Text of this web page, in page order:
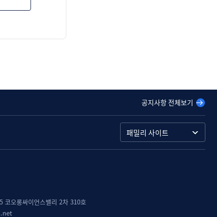
공지사항 전체보기
패밀리 사이트
코오롱싸이언스밸리 2차 310호